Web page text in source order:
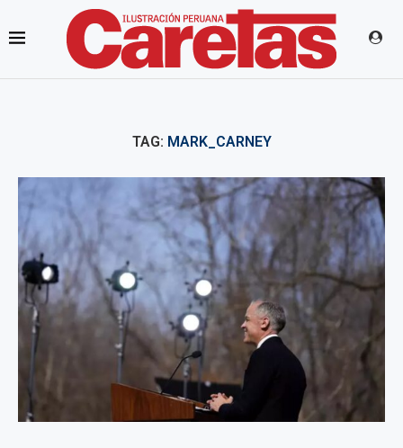
TAG: MARK_CARNEY